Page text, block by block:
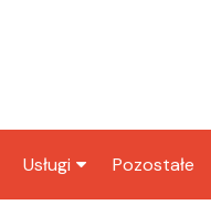
Usługi Pozostałe